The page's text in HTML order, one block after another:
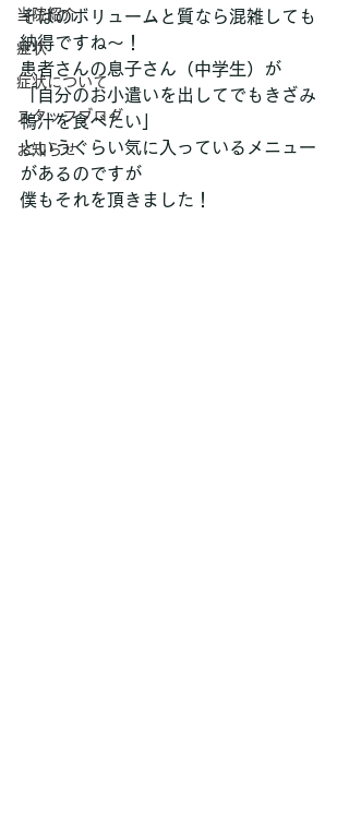
当院紹介
症状
症状について
スタッフブログ
お知らせ
そばのボリュームと質なら混雑しても
納得ですね～！
患者さんの息子さん（中学生）が
「自分のお小遣いを出してでもきざみ
鴨汁を食べたい」
というぐらい気に入っているメニュー
があるのですが
僕もそれを頂きました！